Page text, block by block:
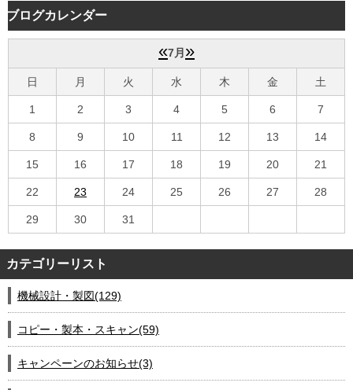
4D-WORKS
会社案内
ブログカレンダー
«7月 »
日 月 火 水 木 金 土
1 2 3 4 5 6 7
8 9 10 11 12 13 14
15 16 17 18 19 20 21
22 23 24 25 26 27 28
29 30 31
カテゴリーリスト
機械設計・製図(129)
コピー・製本・スキャン(59)
キャンペーンのお知らせ(3)